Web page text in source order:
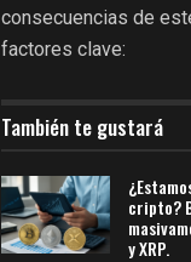
consecuencias de
factores clave:
También te gustará
cripto?
y XRP.